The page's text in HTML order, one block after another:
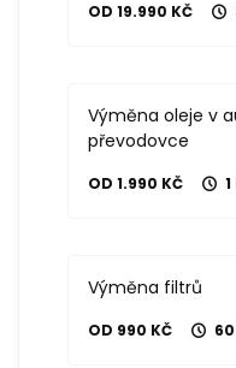
OD 19.990 KČ
Výměna oleje v
převodovce
OD 1.990 KČ 1
Výměna filtrů
OD 990 KČ